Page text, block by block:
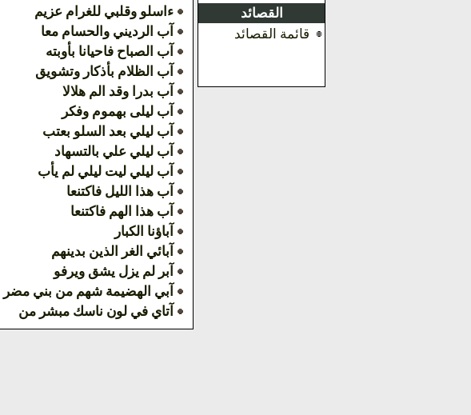
القصائد
قائمة القصائد
ءاسلو وقلبي للغرام عزيم
آب الرديني والحسام معا
آب الصباح فاحيانا بأوبته
آب الظلام بأذكار وتشويق
آب بدرا وقد الم هلالا
آب ليلى بهموم وفكر
آب ليلي بعد السلو بعتب
آب ليلي علي بالتسهاد
آب ليلي ليت ليلي لم يأب
آب هذا الليل فاكتنعا
آب هذا الهم فاكتنعا
آباؤنا الكبار
آبائي الغر الذين بدينهم
آبر لم يزل يشق ويرفو
آبي الهضيمة شهم من بني مضر
آتاي في لون ناسك مبشر من